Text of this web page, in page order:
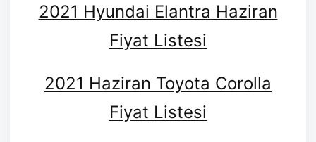
2021 Hyundai Elantra Haziran
Fiyat Listesi
2021 Haziran Toyota Corolla
Fiyat Listesi